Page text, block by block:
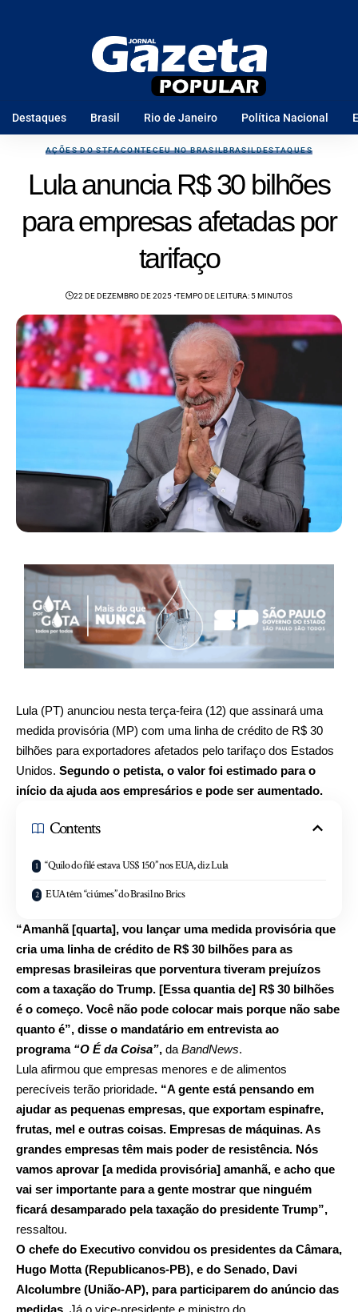
Destaques Brasil Rio de Janeiro Política Nacional
AÇÕES DO STFACONTECEU NO BRASILBRASILDESTAQUES
Lula anuncia R$ 30 bilhões
para empresas afetadas por
tarifaço
22 DE DEZEMBRO DE 2025 TEMPO DE LEITURA: 5 MINUTOS
Lula (PT) anunciou nesta terça-feira (12) que assinará uma
medida provisória (MP) com uma linha de crédito de R$ 30
bilhões para exportadores afetados pelo tarifaço dos Estados
Unidos. Segundo o petista, o valor foi estimado para o
início da ajuda aos empresários e pode ser aumentado.
Contents
“Quilo do filé estava US$ 150” nos EUA, diz Lula
EUA têm “ciúmes” do Brasil no Brics
“Amanhã [quarta], vou lançar uma medida provisória que
cria uma linha de crédito de R$ 30 bilhões para as
empresas brasileiras que porventura tiveram prejuízos
com a taxação do Trump. [Essa quantia de] R$ 30 bilhões
é o começo. Você não pode colocar mais porque não sabe
quanto é”, disse o mandatário em entrevista ao
programa “O É da Coisa”, da BandNews.
Lula afirmou que empresas menores e de alimentos
perecíveis terão prioridade. “A gente está pensando em
ajudar as pequenas empresas, que exportam espinafre,
frutas, mel e outras coisas. Empresas de máquinas. As
grandes empresas têm mais poder de resistência. Nós
vamos aprovar [a medida provisória] amanhã, e acho que
vai ser importante para a gente mostrar que ninguém
ficará desamparado pela taxação do presidente Trump”,
ressaltou.
O chefe do Executivo convidou os presidentes da Câmara,
Hugo Motta (Republicanos-PB), e do Senado, Davi
Alcolumbre (União-AP), para participarem do anúncio das